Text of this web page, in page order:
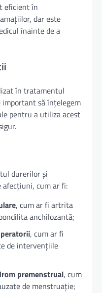
eficient în
dar este
înainte de a
în tratamentul
să înțelegem
pentru a utiliza acest
durerilor și
cum ar fi:
, cum ar fi artrita
anchilozantă;
, cum ar fi
de intervențiile
premenstrual, cum
de menstruație;